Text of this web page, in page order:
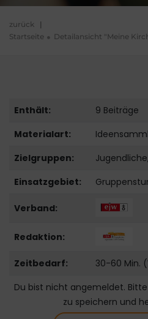
zurück |
Startseite
Detailansicht "Meine
Enthält:
9 Beiträge
Materialart:
Zielgruppen:
Einsatzgebiet:
Verband:
Redaktion:
Zeitbedarf:
30-60 Min.
Du bist nicht angemeldet.
zu speichern und